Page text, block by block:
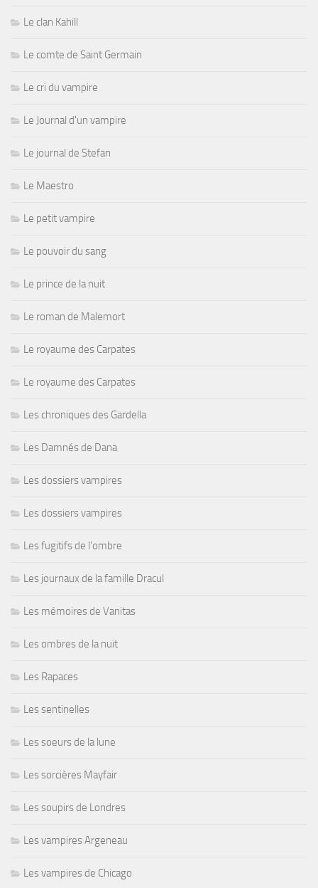
Le clan Kahill
Le comte de Saint Germain
Le cri du vampire
Le Journal d'un vampire
Le journal de Stefan
Le Maestro
Le petit vampire
Le pouvoir du sang
Le prince de la nuit
Le roman de Malemort
Le royaume des Carpates
Le royaume des Carpates
Les chroniques des Gardella
Les Damnés de Dana
Les dossiers vampires
Les dossiers vampires
Les fugitifs de l'ombre
Les journaux de la famille Dracul
Les mémoires de Vanitas
Les ombres de la nuit
Les Rapaces
Les sentinelles
Les soeurs de la lune
Les sorcières Mayfair
Les soupirs de Londres
Les vampires Argeneau
Les vampires de Chicago